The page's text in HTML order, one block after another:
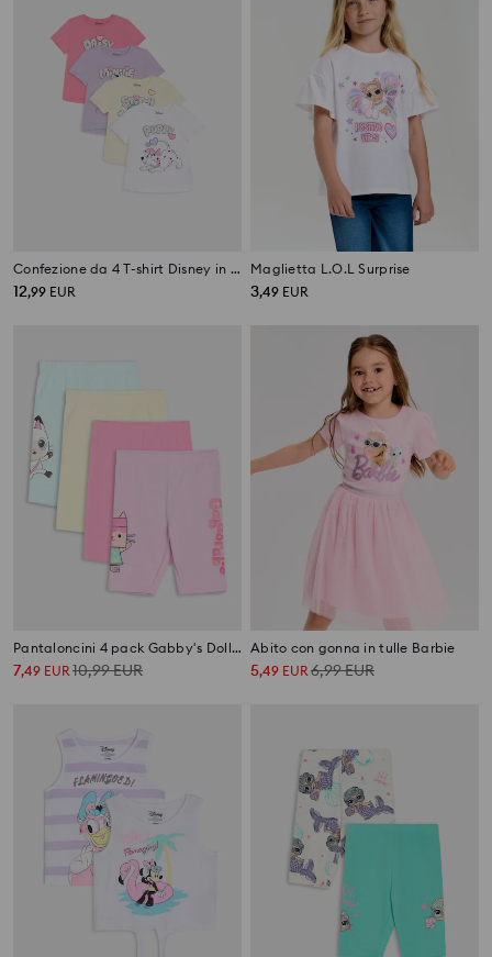
Confezione da 4 T-shirt Disney in cotone
12,99 EUR
Maglietta L.O.L Surprise
3,49 EUR
Pantaloncini 4 pack Gabby's Dollhouse
7,49 EUR 10,99EUR
Abito con gonna in tulle Barbie
5,49 EUR 6,99EUR